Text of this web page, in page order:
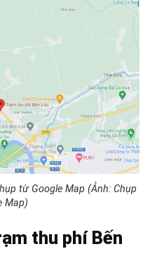
từ Google Map (Ảnh: Chụp
Map)
thu phí Bến